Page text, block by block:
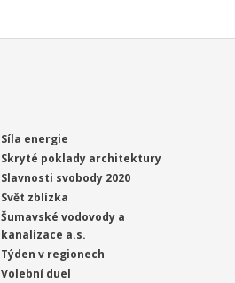
Síla energie
Skryté poklady architektury
Slavnosti svobody 2020
Svět zblízka
Šumavské vodovody a
kanalizace a.s.
Týden v regionech
Volební duel